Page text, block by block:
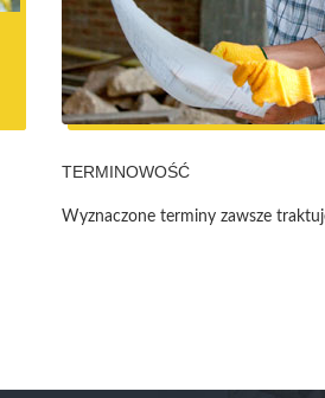
TERMINOWOŚĆ
Wyznaczone terminy zawsze